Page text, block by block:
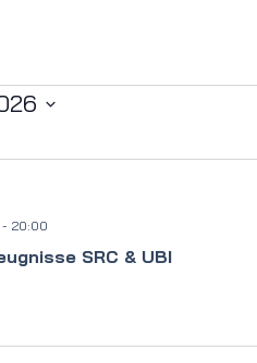
SRC & UBI
- 20:00